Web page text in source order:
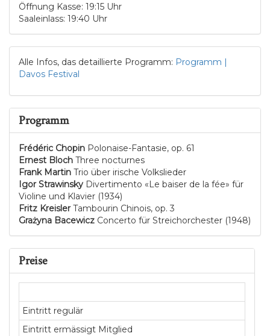
Öffnung Kasse: 19:15 Uhr
Saaleinlass: 19:40 Uhr
Alle Infos, das detaillierte Programm: Programm |
Davos Festival
Programm
Frédéric Chopin Polonaise-Fantasie, op. 61
Ernest Bloch Three nocturnes
Frank Martin Trio über irische Volkslieder
Igor Strawinsky Divertimento «Le baiser de la fée» für
Violine und Klavier (1934)
Fritz KreislerTambourin Chinois, op. 3
Grażyna Bacewicz Concerto für Streichorchester (1948)
Preise
Eintritt regulär
Eintritt ermässigt Mitglied